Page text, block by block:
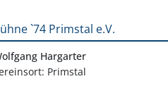
`74 Primstal e.V.
Hargarter
Primstal